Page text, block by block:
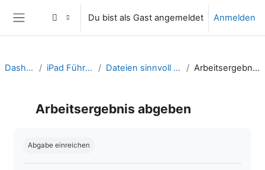
Website-Übersicht
Du bist als Gast angemeldet Anmelden
Dashboard iPad Führerschien Dateien sinnvoll organisieren Arbeitsergebnis abgeben
Arbeitsergebnis abgeben
Abgabe einreichen